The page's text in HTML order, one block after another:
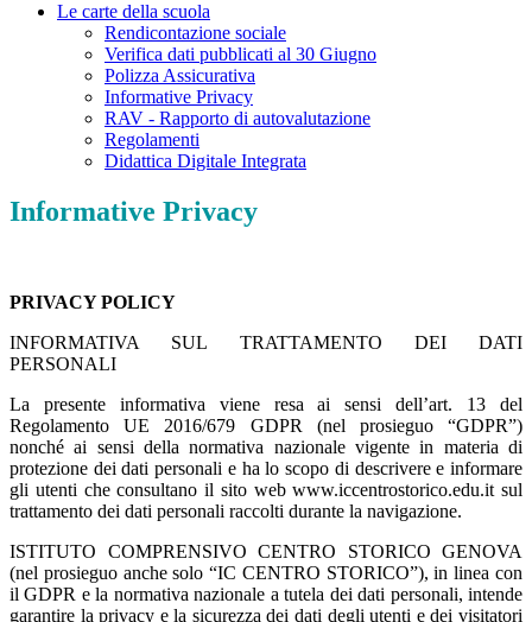
Le carte della scuola
Rendicontazione sociale
Verifica dati pubblicati al 30 Giugno
Polizza Assicurativa
Informative Privacy
RAV - Rapporto di autovalutazione
Regolamenti
Didattica Digitale Integrata
Informative Privacy
PRIVACY POLICY
INFORMATIVA SUL TRATTAMENTO DEI DATI
PERSONALI
La presente informativa viene resa ai sensi dell’art. 13 del
Regolamento UE 2016/679 GDPR (nel prosieguo “GDPR”)
nonché ai sensi della normativa nazionale vigente in materia di
protezione dei dati personali e ha lo scopo di descrivere e informare
gli utenti che consultano il sito web www.iccentrostorico.edu.it sul
trattamento dei dati personali raccolti durante la navigazione.
ISTITUTO COMPRENSIVO CENTRO STORICO GENOVA
(nel prosieguo anche solo “IC CENTRO STORICO”), in linea con
il GDPR e la normativa nazionale a tutela dei dati personali, intende
garantire la privacy e la sicurezza dei dati degli utenti e dei visitatori